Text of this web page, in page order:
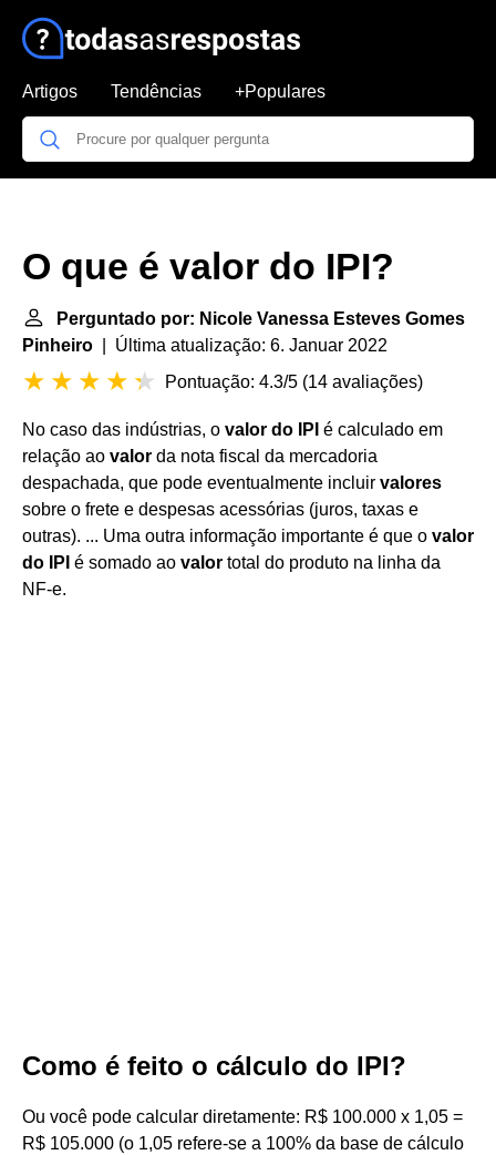
Artigos Tendências +Populares
O que é valor do IPI?
Perguntado por: Nicole Vanessa Esteves Gomes
Pinheiro | Última atualização: 6. Januar 2022
Pontuação: 4.3/5 (14 avaliações)
No caso das indústrias, o valor do IPI é calculado em
relação ao valor da nota fiscal da mercadoria
despachada, que pode eventualmente incluir valores
sobre o frete e despesas acessórias (juros, taxas e
outras). ... Uma outra informação importante é que o valor
do IPI é somado ao valor total do produto na linha da
NF-e.
Como é feito o cálculo do IPI?
Ou você pode calcular diretamente: R$ 100.000 x 1,05 =
R$ 105.000 (o 1,05 refere-se a 100% da base de cálculo